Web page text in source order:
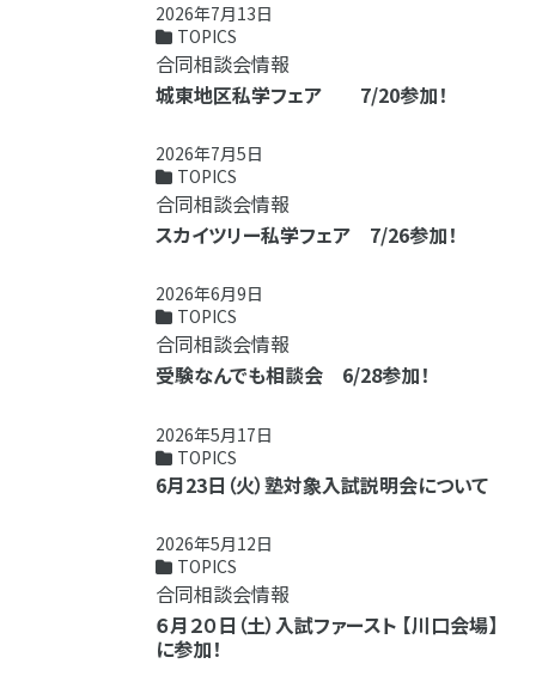
2026年7月13日
TOPICS
合同相談会情報
城東地区私学フェア 7/20参加！
2026年7月5日
TOPICS
合同相談会情報
スカイツリー私学フェア 7/26参加！
2026年6月9日
TOPICS
合同相談会情報
受験なんでも相談会 6/28参加！
2026年5月17日
TOPICS
6月23日（火）塾対象入試説明会について
2026年5月12日
TOPICS
合同相談会情報
６月２０日（土）入試ファースト 【川口会場】
に参加！